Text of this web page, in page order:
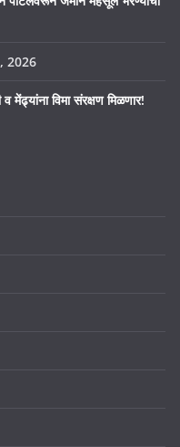
2026
विमा संरक्षण मिळणार!